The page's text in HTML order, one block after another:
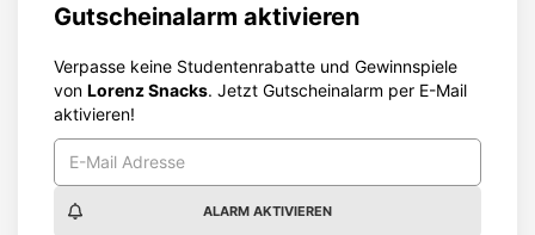
Gutscheinalarm aktivieren
Verpasse keine Studentenrabatte und Gewinnspiele
von Lorenz Snacks. Jetzt Gutscheinalarm per E-Mail
aktivieren!
ALARM AKTIVIEREN